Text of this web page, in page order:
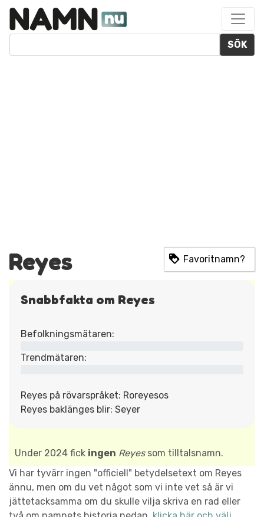
SÖK
Reyes Favoritnamn?
Snabbfakta om Reyes
Befolkningsmätaren:
Trendmätaren:
Reyes på rövarspråket: Roreyesos
Reyes baklänges blir: Seyer
Under 2024 fick ingen Reyessom tilltalsnamn.
Vi har tyvärr ingen "officiell" betydelsetext om Reyes
ännu, men om du vet något som vi inte vet så är vi
jättetacksamma om du skulle vilja skriva en rad eller